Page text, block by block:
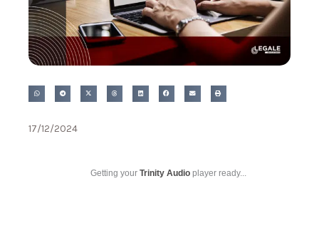
17/12/2024
Getting your Trinity Audio player ready...